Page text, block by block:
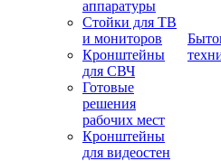
аппаратуры
Стойки для ТВ
и мониторов
Кронштейны
для СВЧ
Готовые
решения
рабочих мест
Кронштейны
для видеостен